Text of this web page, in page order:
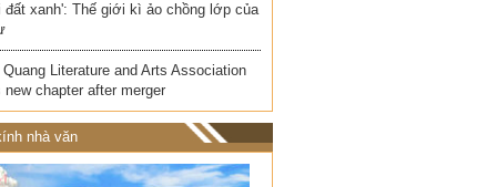
đất xanh': Thế giới kì ảo chồng lớp của
Literature and Arts Association
new chapter after merger
nhà văn